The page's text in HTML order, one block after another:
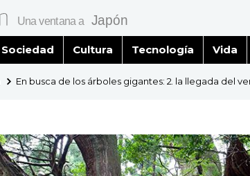
Sociedad Cultura Tecnología Vida
En busca de los árboles gigantes: 2. la llegada del